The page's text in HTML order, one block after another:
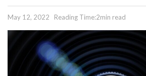
May 12, 2022 Reading Time:2min read